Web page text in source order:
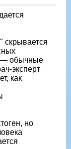
скрывается
— обычные
эксперт
как
но